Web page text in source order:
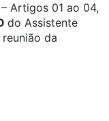
Artigos 01 ao 04,
do Assistente
da